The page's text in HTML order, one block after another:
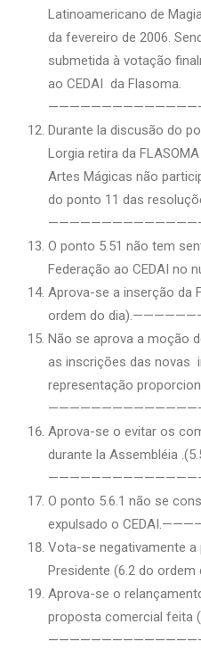
Latinoamericano de
da fevereiro de 2006.
submetida à votação
ao CEDAI da Flasoma.
Durante la discusão do
Lorgia retira da
Artes Mágicas não
do ponto 11 das
O ponto 5.51 não tem
Federação ao CEDAI no
Aprova-se a inserção da
ordem do
Não se aprova a moção
as inscrições das novas
representação
Aprova-se o evitar os
durante la Assembléia
O ponto 5.6.1 não se
expulsado o
Vota-se negativamente
Presidente (6.2 do
Aprova-se o
proposta comercial feita